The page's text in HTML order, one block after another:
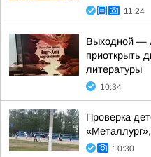
11:24
Выходной —
приоткрыть
литературы
10:34
Проверка
10:30